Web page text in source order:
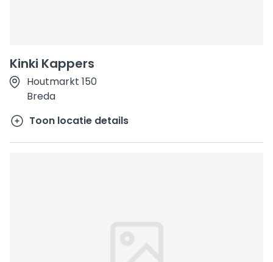
Kinki Kappers
Houtmarkt 150
Breda
Toon locatie details